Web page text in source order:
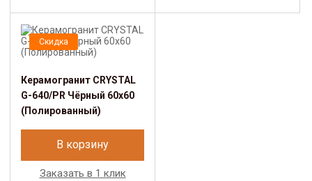
Скидка
Керамогранит CRYSTAL
G-640/PR Чёрный 60x60
(Полированный)
В корзину
Заказать в 1 клик